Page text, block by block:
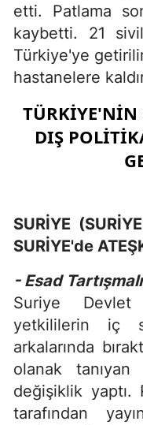
etti. Patlama
kaybetti. 21 sivil
Türkiye'ye
hastanelere
TÜRKİYE'NİN
DIŞ
SURİYE
SURİYE'de
- Esad
Suriye Devlet
yetkililerin iç
arkalarında
olanak tanıyan
değişiklik yaptı.
tarafından